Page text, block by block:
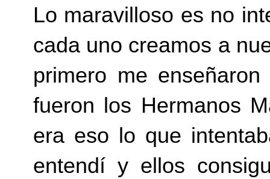
Lo maravilloso es no
cada uno creamos a
primero me
fueron los Hermanos
era eso lo que
entendí y ellos